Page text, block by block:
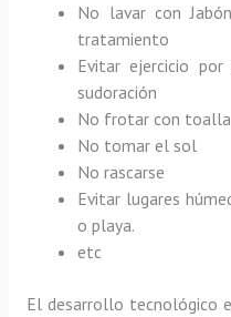
No lavar con
tratamiento
Evitar ejercicio
sudoración
No frotar con toalla
No tomar el sol
No rascarse
Evitar lugares
o playa.
etc
El desarrollo tecnológico